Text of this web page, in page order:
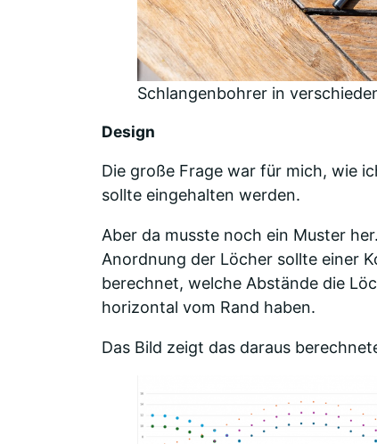
Schlangenbohrer in
Design
Die große Frage war für mich, wie
sollte eingehalten werden.
Aber da musste noch ein Muster
Anordnung der Löcher sollte einer
berechnet, welche Abstände die
horizontal vom Rand haben.
Das Bild zeigt das daraus